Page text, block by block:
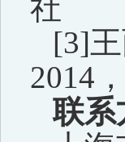
社
[3]
2014
联系